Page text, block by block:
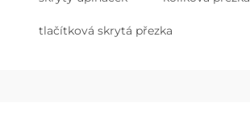
tlačítková skrytá přezka